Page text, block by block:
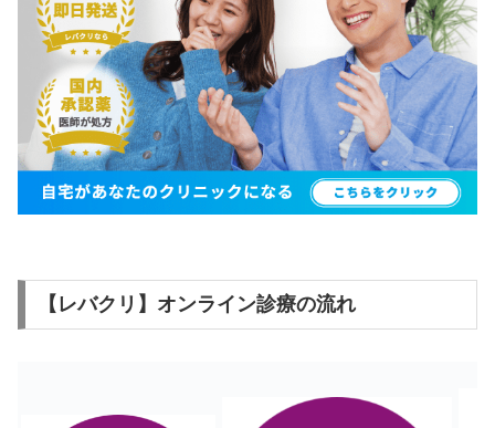
【レバクリ】オンライン診療の流れ